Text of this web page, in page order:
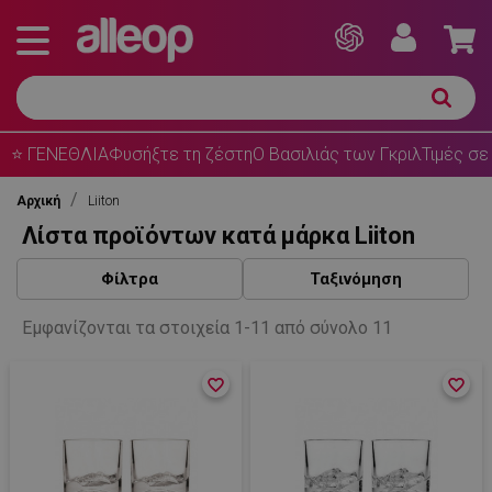
⭐ ΓΕΝΕΘΛΙΑΦυσήξτε τη ζέστηΟ Βασιλιάς των ΓκριλΤιμές σε
Αρχική Liiton
Λίστα προϊόντων κατά μάρκα Liiton
Φίλτρα Ταξινόμηση
Εμφανίζονται τα στοιχεία 1-11 από σύνολο 11
favorite_border
favorite_border favorite_border
favorite_border